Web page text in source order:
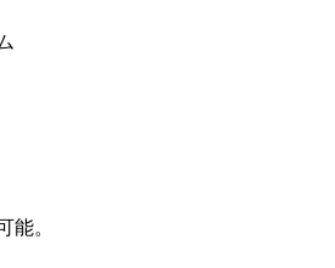
能。